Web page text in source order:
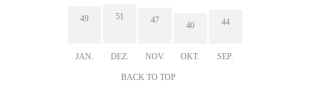
49
JAN.
51
DEZ.
47
NOV.
40
OKT.
44
SEP.
BACK TO TOP